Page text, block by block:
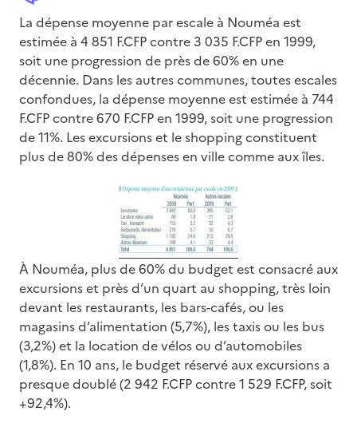
La dépense moyenne par escale à Nouméa est
estimée à 4 851 F.CFP contre 3 035 F.CFP en 1999,
soit une progression de près de 60% en une
décennie. Dans les autres communes, toutes escales
confondues, la dépense moyenne est estimée à 744
F.CFP contre 670 F.CFP en 1999, soit une progression
de 11%. Les excursions et le shopping constituent
plus de 80% des dépenses en ville comme aux îles.
À Nouméa, plus de 60% du budget est consacré aux
excursions et près d’un quart au shopping, très loin
devant les restaurants, les bars-cafés, ou les
magasins d’alimentation (5,7%), les taxis ou les bus
(3,2%) et la location de vélos ou d’automobiles
(1,8%). En 10 ans, le budget réservé aux excursions a
presque doublé (2 942 F.CFP contre 1 529 F.CFP, soit
+92,4%).